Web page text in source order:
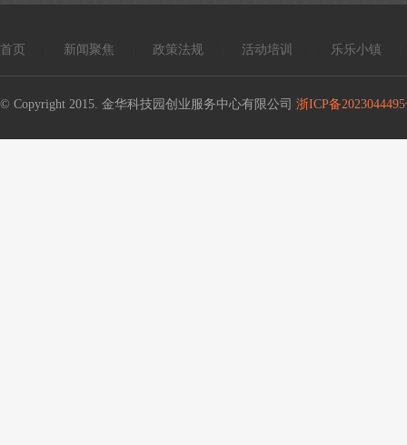
首页 新闻聚焦 政策法规 活动培训 乐乐小镇
© Copyright 2015. 金华科技园创业服务中心有限公司 浙ICP备